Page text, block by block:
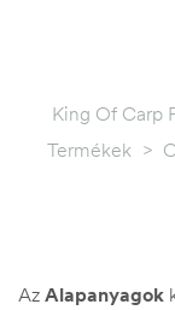
King Of Carp
Termékek >
Az Alapanyagok